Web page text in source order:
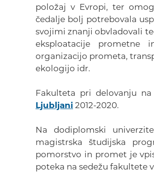
položaj v Evropi, ter
čedalje bolj potrebovala
svojimi znanji obvladovali
eksploatacije prometne
organizacijo prometa,
ekologijo idr.
Fakulteta pri delovanju
Ljubljani 2012-2020.
Na dodiplomski
magistrska študijska
pomorstvo in promet je
poteka na sedežu fakultete